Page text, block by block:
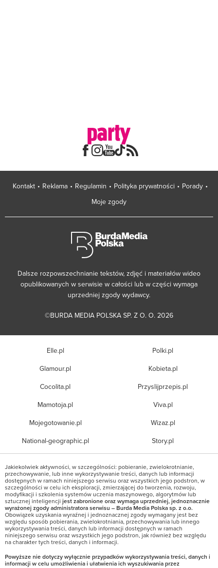
Kontakt Reklama Regulamin Polityka prywatności
Porady
Moje zgody
Dalsze rozpowszechnianie tekstów, zdjęć i materiałów wideo
opublikowanych w serwisie w całości lub w części wymaga
uprzedniej zgody wydawcy.
©BURDA MEDIA POLSKA SP. Z O. O. 2026
Elle.pl
Glamour.pl
Cocolita.pl
Mamotoja.pl
Mojegotowanie.pl
National-geographic.pl
Polki.pl
Kobieta.pl
Przyslijprzepis.pl
Viva.pl
Wizaz.pl
Story.pl
Jakiekolwiek aktywności, w szczególności: pobieranie, zwielokrotnianie,
przechowywanie, lub inne wykorzystywanie treści, danych lub informacji
dostępnych w ramach niniejszego serwisu oraz wszystkich jego podstron, w
szczególności w celu ich eksploracji, zmierzającej do tworzenia, rozwoju,
modyfikacji i szkolenia systemów uczenia maszynowego, algorytmów lub
sztucznej inteligencji jest zabronione oraz wymaga uprzedniej, jednoznacznie
wyrażonej zgody administratora serwisu – Burda Media Polska sp. z o.o.
Obowiązek uzyskania wyraźnej i jednoznacznej zgody wymagany jest bez
względu sposób pobierania, zwielokrotniania, przechowywania lub innego
wykorzystywania treści, danych lub informacji dostępnych w ramach
niniejszego serwisu oraz wszystkich jego podstron, jak również bez względu
na charakter tych treści, danych i informacji.
Powyższe nie dotyczy wyłącznie przypadków wykorzystywania treści, danych i
informacji w celu umożliwienia i ułatwienia ich wyszukiwania przez